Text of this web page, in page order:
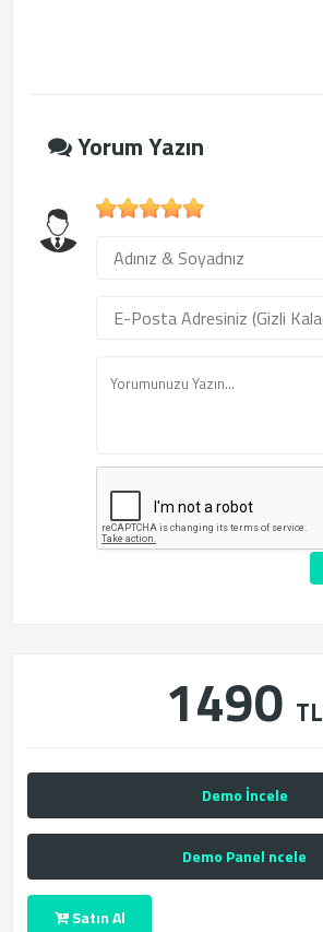
Yorum Yazın
1490 TL
Demo İncele
Demo Panel ncele
Satın Al